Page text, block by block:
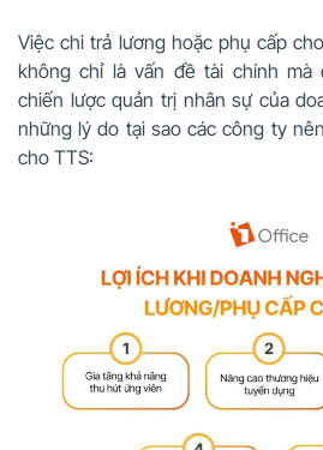
Việc chi trả lương hoặc phụ cấp
không chỉ là vấn đề tài chính mà
chiến lược quản trị nhân sự của
những lý do tại sao các công ty
cho TTS: